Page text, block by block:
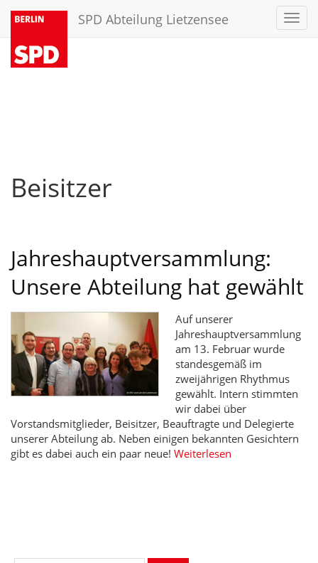
SPD Abteilung Lietzensee
Beisitzer
Jahreshauptversammlung:
Unsere Abteilung hat gewählt
Auf unserer
Jahreshauptversammlung
am 13. Februar wurde
standesgemäß im
zweijährigen Rhythmus
gewählt. Intern stimmten
wir dabei über
Vorstandsmitglieder, Beisitzer, Beauftragte und Delegierte
unserer Abteilung ab. Neben einigen bekannten Gesichtern
gibt es dabei auch ein paar neue! Weiterlesen